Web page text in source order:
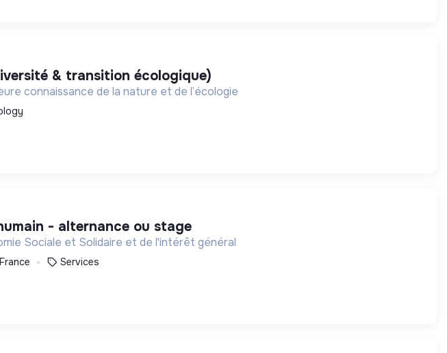
& transition écologique)
connaissance de la nature et de l’écologie
- alternance ou stage
Sociale et Solidaire et de l'intérêt général
Services